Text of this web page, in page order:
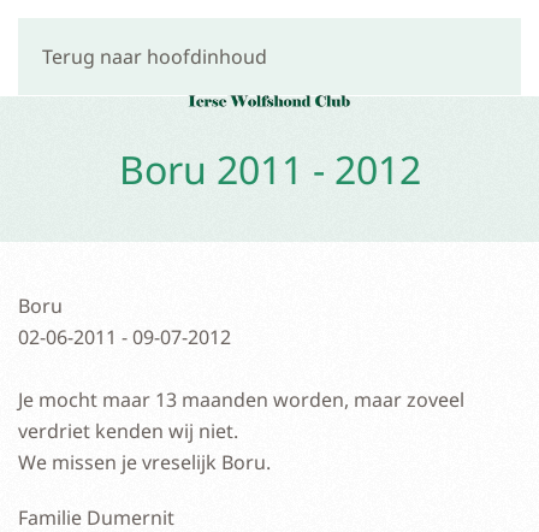
Terug naar hoofdinhoud
Boru 2011 - 2012
Boru
02-06-2011 - 09-07-2012
Je mocht maar 13 maanden worden, maar zoveel
verdriet kenden wij niet.
We missen je vreselijk Boru.
Familie Dumernit